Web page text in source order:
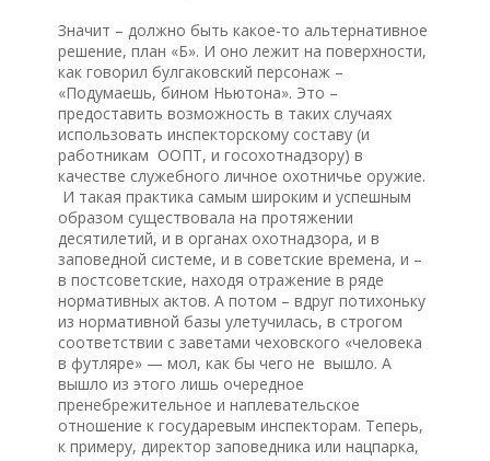
Значит – должно быть какое-то альтернативное
решение, план «Б». И оно лежит на поверхности,
как говорил булгаковский персонаж –
«Подумаешь, бином Ньютона». Это –
предоставить возможность в таких случаях
использовать инспекторскому составу (и
работникам ООПТ, и госохотнадзору) в
качестве служебного личное охотничье оружие.
И такая практика самым широким и успешным
образом существовала на протяжении
десятилетий, и в органах охотнадзора, и в
заповедной системе, и в советские времена, и –
в постсоветские, находя отражение в ряде
нормативных актов. А потом – вдруг потихоньку
из нормативной базы улетучилась, в строгом
соответствии с заветами чеховского «человека
в футляре» — мол, как бы чего не вышло. А
вышло из этого лишь очередное
пренебрежительное и наплевательское
отношение к государевым инспекторам. Теперь,
к примеру, директор заповедника или нацпарка,